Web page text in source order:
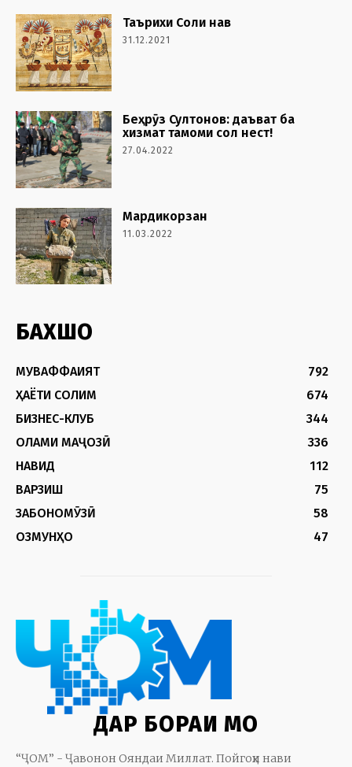
Таърихи Соли нав
31.12.2021
Беҳрӯз Султонов: даъват ба
хизмат тамоми сол нест!
27.04.2022
Мардикорзан
11.03.2022
БАХШҲО
МУВАФФАҚИЯТ
792
ҲАЁТИ СОЛИМ
674
БИЗНЕС-КЛУБ
344
ОЛАМИ МАҶОЗӢ
336
НАВИД
112
ВАРЗИШ
75
ЗАБОНОМӮЗӢ
58
ОЗМУНҲО
47
ДАР БОРАИ МО
“ҶОМ” - Ҷавонон Ояндаи Миллат. Пойгоҳи нави